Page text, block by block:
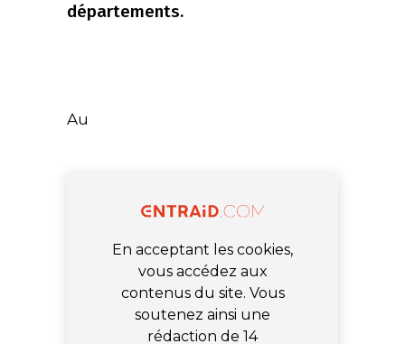
départements.
Au
En acceptant les cookies,
vous accédez aux
contenus du site. Vous
soutenez ainsi une
rédaction de 14